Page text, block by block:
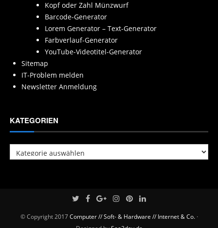
Kopf oder Zahl Münzwurf
Barcode-Generator
Lorem Generator – Text-Generator
Farbverlauf-Generator
YouTube-Videotitel-Generator
Sitemap
IT-Problem melden
Newsletter Anmeldung
KATEGORIEN
Kategorien
© Copyright 2017Computer // Soft- & Hardware // Internet & Co.·